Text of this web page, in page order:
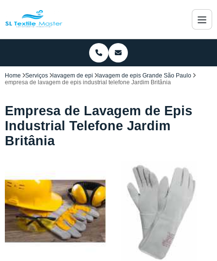
Home Serviços lavagem de epi
lavagem de epis Grande São Paulo
empresa de lavagem de epis industrial telefone Jardim Britânia
Empresa de Lavagem de Epis
Industrial Telefone Jardim
Britânia